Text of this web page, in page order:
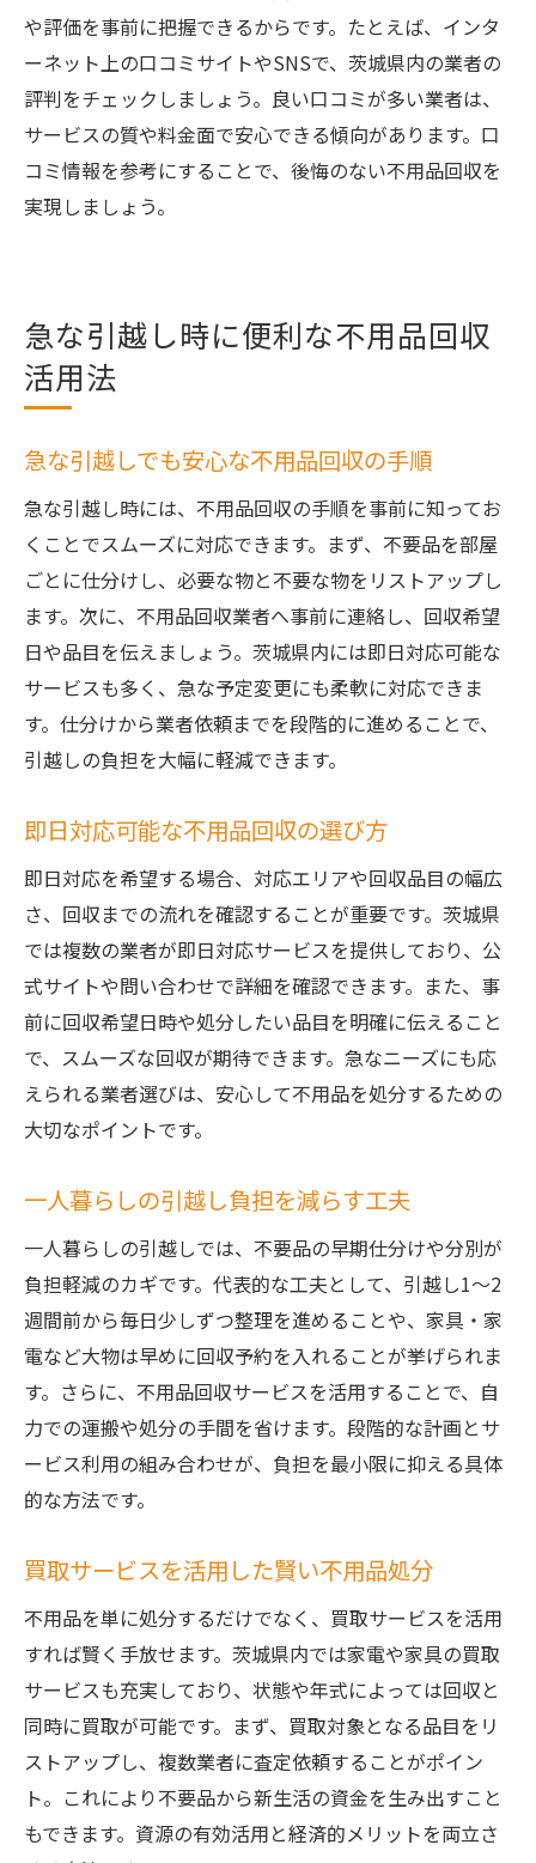
や評価を事前に把握できるからです。たとえば、インタ
ーネット上の口コミサイトやSNSで、茨城県内の業者の
評判をチェックしましょう。良い口コミが多い業者は、
サービスの質や料金面で安心できる傾向があります。口
コミ情報を参考にすることで、後悔のない不用品回収を
実現しましょう。
急な引越し時に便利な不用品回収
活用法
急な引越しでも安心な不用品回収の手順
急な引越し時には、不用品回収の手順を事前に知ってお
くことでスムーズに対応できます。まず、不要品を部屋
ごとに仕分けし、必要な物と不要な物をリストアップし
ます。次に、不用品回収業者へ事前に連絡し、回収希望
日や品目を伝えましょう。茨城県内には即日対応可能な
サービスも多く、急な予定変更にも柔軟に対応できま
す。仕分けから業者依頼までを段階的に進めることで、
引越しの負担を大幅に軽減できます。
即日対応可能な不用品回収の選び方
即日対応を希望する場合、対応エリアや回収品目の幅広
さ、回収までの流れを確認することが重要です。茨城県
では複数の業者が即日対応サービスを提供しており、公
式サイトや問い合わせで詳細を確認できます。また、事
前に回収希望日時や処分したい品目を明確に伝えること
で、スムーズな回収が期待できます。急なニーズにも応
えられる業者選びは、安心して不用品を処分するための
大切なポイントです。
一人暮らしの引越し負担を減らす工夫
一人暮らしの引越しでは、不要品の早期仕分けや分別が
負担軽減のカギです。代表的な工夫として、引越し1～2
週間前から毎日少しずつ整理を進めることや、家具・家
電など大物は早めに回収予約を入れることが挙げられま
す。さらに、不用品回収サービスを活用することで、自
力での運搬や処分の手間を省けます。段階的な計画とサ
ービス利用の組み合わせが、負担を最小限に抑える具体
的な方法です。
買取サービスを活用した賢い不用品処分
不用品を単に処分するだけでなく、買取サービスを活用
すれば賢く手放せます。茨城県内では家電や家具の買取
サービスも充実しており、状態や年式によっては回収と
同時に買取が可能です。まず、買取対象となる品目をリ
ストアップし、複数業者に査定依頼することがポイン
ト。これにより不要品から新生活の資金を生み出すこと
もできます。資源の有効活用と経済的メリットを両立さ